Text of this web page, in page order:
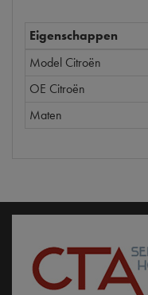
Eigenschappen
Model Citroën
OE Citroën
Maten